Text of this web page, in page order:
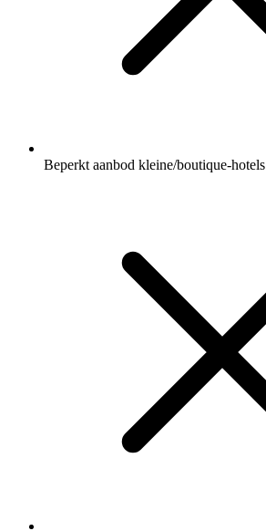
Beperkt aanbod kleine/boutique-hotels